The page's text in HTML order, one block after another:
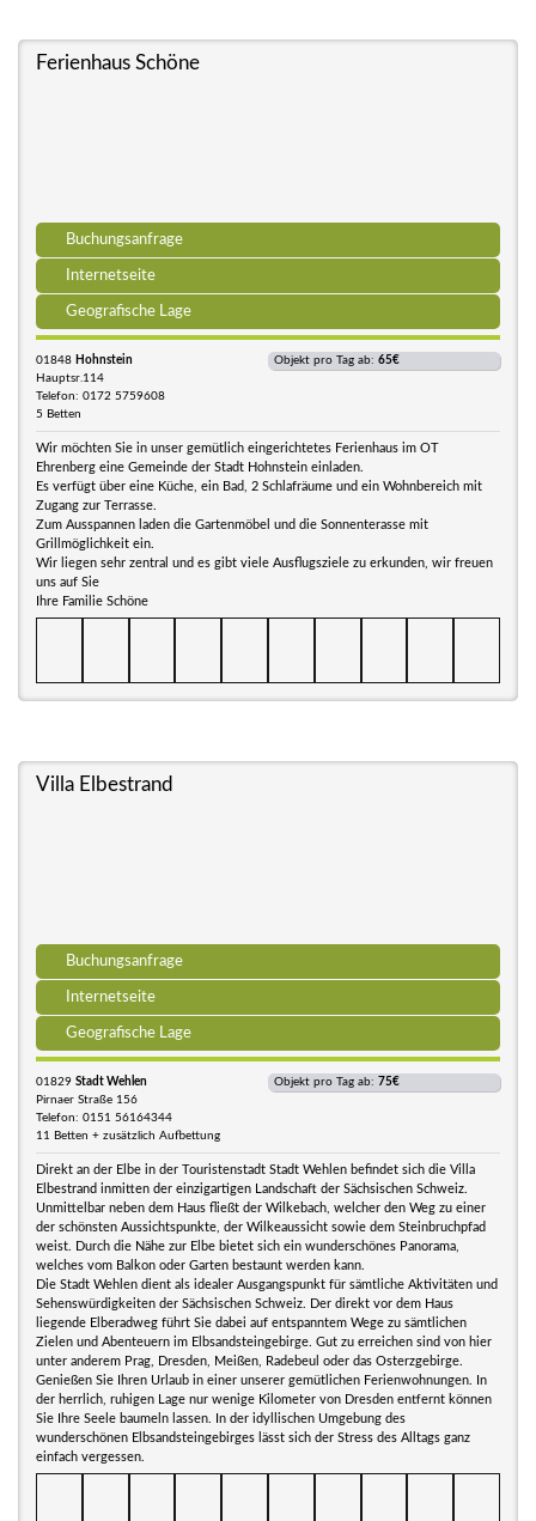
Ferienhaus Schöne
Buchungsanfrage
Internetseite
Geografische Lage
01848 Hohnstein
Hauptsr.114
Telefon: 0172 5759608
5 Betten
Objekt pro Tag ab: 65€
Wir möchten Sie in unser gemütlich eingerichtetes Ferienhaus im OT
Ehrenberg eine Gemeinde der Stadt Hohnstein einladen.
Es verfügt über eine Küche, ein Bad, 2 Schlafräume und ein Wohnbereich mit
Zugang zur Terrasse.
Zum Ausspannen laden die Gartenmöbel und die Sonnenterasse mit
Grillmöglichkeit ein.
Wir liegen sehr zentral und es gibt viele Ausflugsziele zu erkunden, wir freuen
uns auf Sie
Ihre Familie Schöne
Villa Elbestrand
Buchungsanfrage
Internetseite
Geografische Lage
01829 Stadt Wehlen
Pirnaer Straße 156
Telefon: 0151 56164344
11 Betten + zusätzlich Aufbettung
Objekt pro Tag ab: 75€
Direkt an der Elbe in der Touristenstadt Stadt Wehlen befindet sich die Villa
Elbestrand inmitten der einzigartigen Landschaft der Sächsischen Schweiz.
Unmittelbar neben dem Haus fließt der Wilkebach, welcher den Weg zu einer
der schönsten Aussichtspunkte, der Wilkeaussicht sowie dem Steinbruchpfad
weist. Durch die Nähe zur Elbe bietet sich ein wunderschönes Panorama,
welches vom Balkon oder Garten bestaunt werden kann.
Die Stadt Wehlen dient als idealer Ausgangspunkt für sämtliche Aktivitäten und
Sehenswürdigkeiten der Sächsischen Schweiz. Der direkt vor dem Haus
liegende Elberadweg führt Sie dabei auf entspanntem Wege zu sämtlichen
Zielen und Abenteuern im Elbsandsteingebirge. Gut zu erreichen sind von hier
unter anderem Prag, Dresden, Meißen, Radebeul oder das Osterzgebirge.
Genießen Sie Ihren Urlaub in einer unserer gemütlichen Ferienwohnungen. In
der herrlich, ruhigen Lage nur wenige Kilometer von Dresden entfernt können
Sie Ihre Seele baumeln lassen. In der idyllischen Umgebung des
wunderschönen Elbsandsteingebirges lässt sich der Stress des Alltags ganz
einfach vergessen.